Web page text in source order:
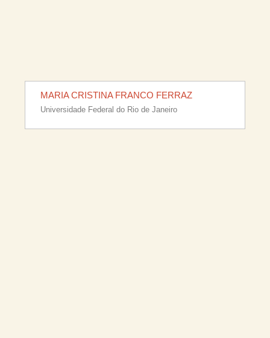
MARIA CRISTINA FRANCO FERRAZ
Universidade Federal do Rio de Janeiro